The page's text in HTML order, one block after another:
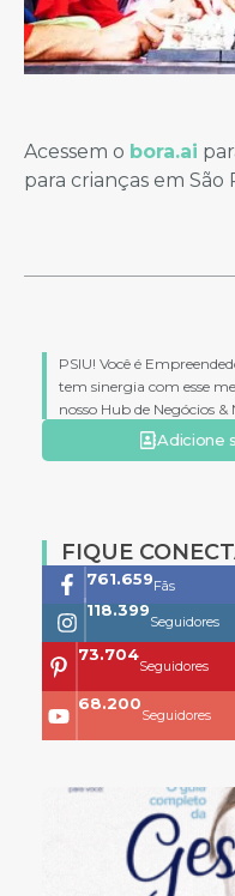
Acessem o bora.ai
para crianças em São
PSIU! Você é
tem sinergia com esse
nosso Hub de Negócios
Adicione
FIQUE
761.659Fãs
118.399
Seguidores
73.704
Seguidores
68.200
Seguidores